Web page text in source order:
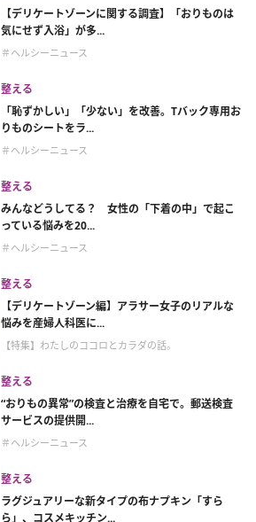
【デリケートゾーンに関する調査】「おりものは
気にせず入浴」が多...
＃ヘルシーニュース
整える
「恥ずかしい」「少ない」を改善。Tバック専用お
りものシートをラ...
＃ヘルシーニュース
整える
みんなどうしてる？ 女性の「下着の中」で起こ
っている悩みを20...
＃ヘルシーニュース
整える
【デリケートゾーン編】アラサー女子のリアルな
悩みを産婦人科医に...
【特集】わたしのココロとカラダの話。
整える
“おりもの異常”の検査と治療を自宅で。郵送検査
サービスの提供開...
＃ヘルシーニュース
整える
ラグジュアリーな新タイプの布ナプキン「すら
ら」、コスメキッチン...